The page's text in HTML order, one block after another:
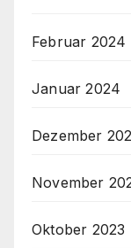
Februar 2024
Januar 2024
Dezember
November
Oktober 2023